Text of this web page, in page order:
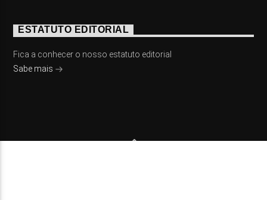
ESTATUTO EDITORIAL
Fica a conhecer o nosso estatuto editorial
Sabe mais